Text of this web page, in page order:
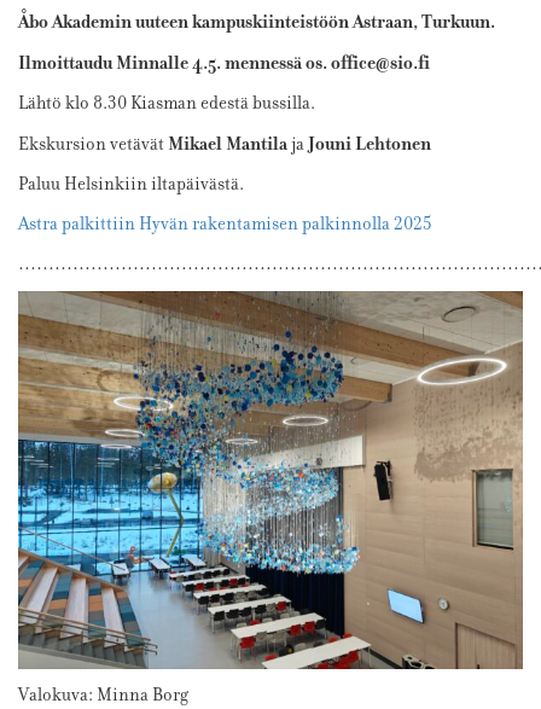
Åbo Akademin uuteen kampuskiinteistöön Astraan, Turkuun.
Ilmoittaudu Minnalle 4.5. mennessä os. office@sio.fi
Lähtö klo 8.30 Kiasman edestä bussilla.
Ekskursion vetävätMikael MantilajaJouni Lehtonen
Paluu Helsinkiin iltapäivästä.
Astra palkittiin Hyvän rakentamisen palkinnolla 2025
Valokuva: Minna Borg